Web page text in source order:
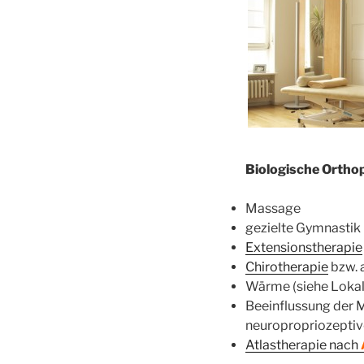
Biologische
Massage
gezielte Gymnastik
Extensionstherapie
Chirotherapie bzw.
Wärme (siehe
Beeinflussung der
Atlastherapie nach